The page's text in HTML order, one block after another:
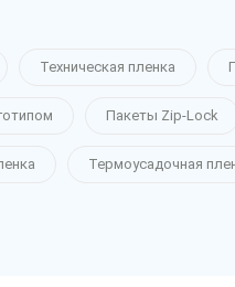
Техническая пленка
Пакеты Zip-Lock
Термоусадочная